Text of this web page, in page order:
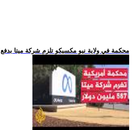
.. محكمة في ولاية نيو مكسيكو تلزم شركة ميتا بدفع 567 مليون دولا